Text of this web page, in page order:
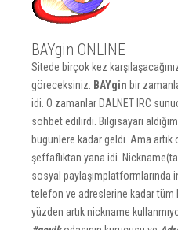
BAYgin ONLINE
Sitede birçok kez
göreceksiniz.
BAYgin bir
idi. O zamanlar DALNET IRC
sohbet edilirdi. Bilgisayarı
bugünlere kadar geldi. Ama
şeffaflıktan yana idi.
sosyal paylaşımplatformlarında
telefon ve adreslerine kadar tüm
yüzden artık nickname